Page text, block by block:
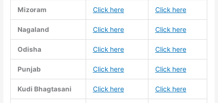
Mizoram Click here Click here
Nagaland Click here Click here
Odisha Click here Click here
Punjab Click here Click here
Kudi Bhagtasani Click here Click here